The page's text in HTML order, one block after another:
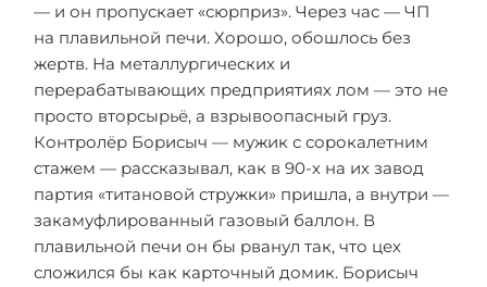
— и он пропускает «сюрприз». Через час — ЧП
на плавильной печи. Хорошо, обошлось без
жертв. На металлургических и
перерабатывающих предприятиях лом — это не
просто вторсырьё, а взрывоопасный груз.
Контролёр Борисыч — мужик с сорокалетним
стажем — рассказывал, как в 90-х на их завод
партия «титановой стружки» пришла, а внутри —
закамуфлированный газовый баллон. В
плавильной печи он бы рванул так, что цех
сложился бы как карточный домик. Борисыч